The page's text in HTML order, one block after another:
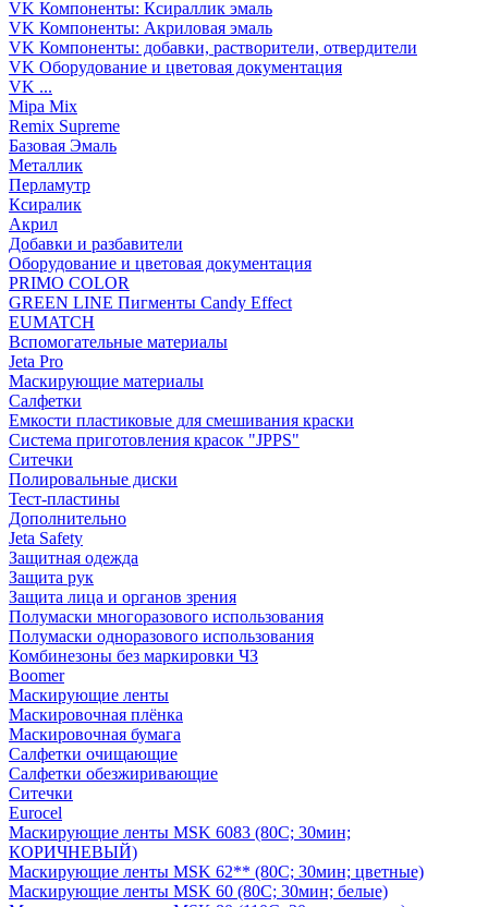
VK Компоненты: Ксираллик эмаль
VK Компоненты: Акриловая эмаль
VK Компоненты: добавки, растворители, отвердители
VK Оборудование и цветовая документация
VK ...
Mipa Mix
Remix Supreme
Базовая Эмаль
Металлик
Перламутр
Ксиралик
Акрил
Добавки и разбавители
Оборудование и цветовая документация
PRIMO COLOR
GREEN LINE Пигменты Candy Effect
EUMATCH
Вспомогательные материалы
Jeta Pro
Маскирующие материалы
Салфетки
Емкости пластиковые для смешивания краски
Система приготовления красок "JPPS"
Ситечки
Полировальные диски
Тест-пластины
Дополнительно
Jeta Safety
Защитная одежда
Защита рук
Защита лица и органов зрения
Полумаски многоразового использования
Полумаски одноразового использования
Комбинезоны без маркировки ЧЗ
Boomer
Маскирующие ленты
Маскировочная плёнка
Маскировочная бумага
Салфетки очищающие
Салфетки обезжиривающие
Ситечки
Euroсel
Маскирующие ленты MSK 6083 (80С; 30мин;
КОРИЧНЕВЫЙ)
Маскирующие ленты MSK 62** (80С; 30мин; цветные)
Маскирующие ленты MSK 60 (80С; 30мин; белые)